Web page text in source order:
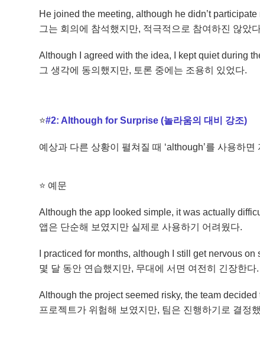
He joined the meeting, although he didn’t participate
그는 회의에 참석했지만, 적극적으로 참여하진 않았
Although I agreed with the idea, I kept quiet during
그 생각에 동의했지만, 토론 중에는 조용히 있었다.
⭐#2: Although for Surprise (놀라움의 대비 강조)
예상과 다른 상황이 펼쳐질 때 ‘although’를 사용하
⭐ 예문
Although the app looked simple, it was actually
앱은 단순해 보였지만 실제로 사용하기 어려웠다.
I practiced for months, although I still get nervous on
몇 달 동안 연습했지만, 무대에 서면 여전히 긴장한다.
Although the project seemed risky, the team decided
프로젝트가 위험해 보였지만, 팀은 진행하기로 결정